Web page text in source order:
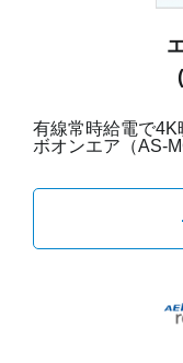
有線常時給電で4K
ボオンエア（AS-